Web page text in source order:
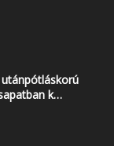
utánpótláskorú
k…